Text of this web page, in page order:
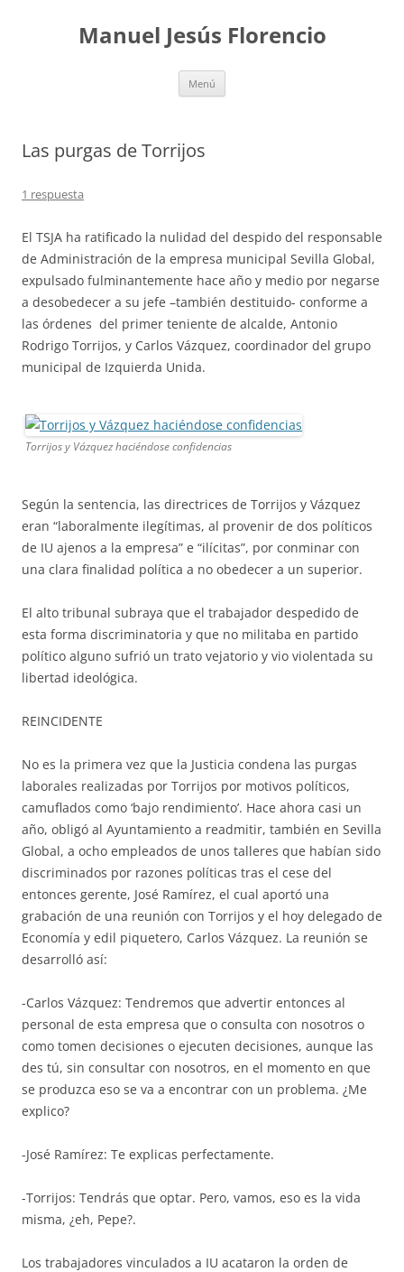
contenidoManuel Jesús Florencio
Menú
Las purgas de Torrijos
1 respuesta
El TSJA ha ratificado la nulidad del despido del responsable
de Administración de la empresa municipal Sevilla Global,
expulsado fulminantemente hace año y medio por negarse
a desobedecer a su jefe –también destituido- conforme a
las órdenes del primer teniente de alcalde, Antonio
Rodrigo Torrijos, y Carlos Vázquez, coordinador del grupo
municipal de Izquierda Unida.
Torrijos y Vázquez haciéndose confidencias
Según la sentencia, las directrices de Torrijos y Vázquez
eran “laboralmente ilegítimas, al provenir de dos políticos
de IU ajenos a la empresa” e “ilícitas”, por conminar con
una clara finalidad política a no obedecer a un superior.
El alto tribunal subraya que el trabajador despedido de
esta forma discriminatoria y que no militaba en partido
político alguno sufrió un trato vejatorio y vio violentada su
libertad ideológica.
REINCIDENTE
No es la primera vez que la Justicia condena las purgas
laborales realizadas por Torrijos por motivos políticos,
camuflados como ‘bajo rendimiento’. Hace ahora casi un
año, obligó al Ayuntamiento a readmitir, también en Sevilla
Global, a ocho empleados de unos talleres que habían sido
discriminados por razones políticas tras el cese del
entonces gerente, José Ramírez, el cual aportó una
grabación de una reunión con Torrijos y el hoy delegado de
Economía y edil piquetero, Carlos Vázquez. La reunión se
desarrolló así:
-Carlos Vázquez: Tendremos que advertir entonces al
personal de esta empresa que o consulta con nosotros o
como tomen decisiones o ejecuten decisiones, aunque las
des tú, sin consultar con nosotros, en el momento en que
se produzca eso se va a encontrar con un problema. ¿Me
explico?
-José Ramírez: Te explicas perfectamente.
-Torrijos: Tendrás que optar. Pero, vamos, eso es la vida
misma, ¿eh, Pepe?.
Los trabajadores vinculados a IU acataron la orden de